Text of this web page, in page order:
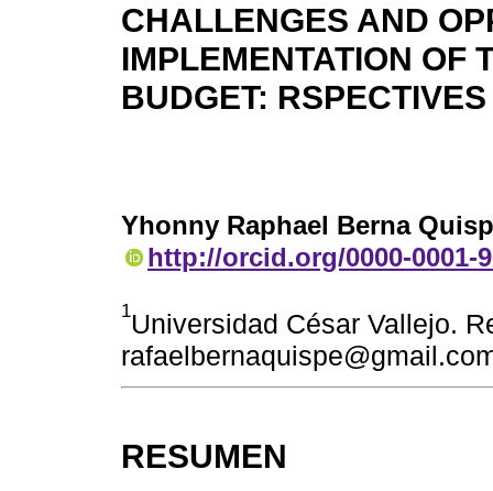
CHALLENGES AND
IMPLEMENTATION OF
BUDGET:
Yhonny Raphael Berna
http://orcid.org/0000-0001-
1Universidad César Vallejo.
RESUMEN